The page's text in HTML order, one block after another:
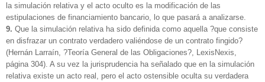
la simulación relativa y el acto oculto es la modificación de las
estipulaciones de financiamiento bancario, lo que pasará a analizarse.
9. Que la simulación relativa ha sido definida como aquella ?que consiste
en disfrazar un contrato verdadero valiéndose de un contrato fingido?
(Hernán Larraín, ?Teoría General de las Obligaciones?, LexisNexis,
página 304). A su vez la jurisprudencia ha señalado que en la simulación
relativa existe un acto real, pero el acto ostensible oculta su verdadera